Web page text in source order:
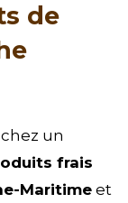
de
un
frais
Maritime et